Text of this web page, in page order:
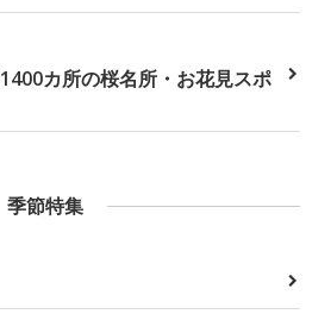
カ所の桜名所・お花見スポ
季節特集